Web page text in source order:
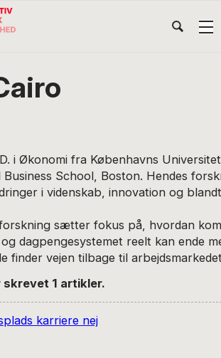
i Økonomi fra Københavns
School, Boston. Hendes
i videnskab, innovation og
sætter fokus på, hvordan
dagpengesystemet reelt kan ende
finder vejen tilbage til
skrevet 1 artikler.